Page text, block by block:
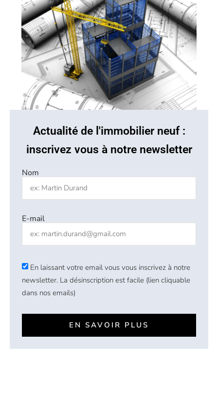
Actualité de l'immobilier neuf :
inscrivez vous à notre newsletter
Nom
E-mail
En laissant votre email vous vous inscrivez à notre
newsletter. La désinscription est facile (lien cliquable
dans nos emails)
EN SAVOIR PLUS